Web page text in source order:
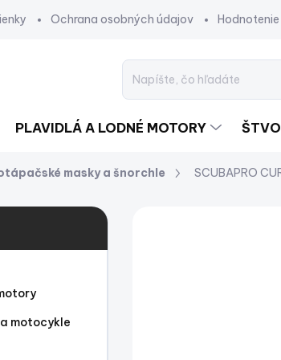
Ochrana osobných údajov
PLAVIDLÁ A LODNÉ MOTORY
masky a šnorchle SCUBAPRO
motocykle